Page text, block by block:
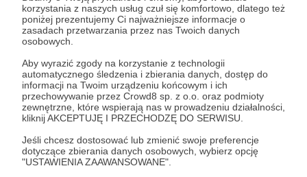
korzystania z naszych usług czuł się komfortowo, dlatego też
poniżej prezentujemy Ci najważniejsze informacje o
zasadach przetwarzania przez nas Twoich danych
osobowych.
Aby wyrazić zgody na korzystanie z technologii
automatycznego śledzenia i zbierania danych, dostęp do
informacji na Twoim urządzeniu końcowym i ich
przechowywanie przez Crowd8 sp. z o.o. oraz podmioty
zewnętrzne, które wspierają nas w prowadzeniu działalności,
kliknij AKCEPTUJĘ I PRZECHODZĘ DO SERWISU.
Jeśli chcesz dostosować lub zmienić swoje preferencje
dotyczące zbierania danych osobowych, wybierz opcję
"USTAWIENIA ZAAWANSOWANE".
miesięcznie
Dziękuję za wsparcie !
Co oferuje ta subskrybcja ?;
•Wyłączny dostęp dla patronów do każdego
chapteru naszej mangi, który będzie na bieżąco
publikowany przy każdym dropie ciuchów (Na
naszych social mediach będą pojawiać się tylko
okładki i pierwsze strony danej historii)